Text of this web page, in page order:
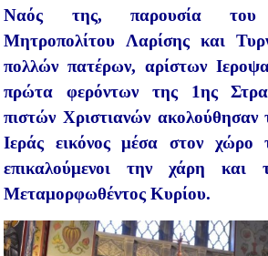
Ναός της, παρουσία του
Μητροπολίτου Λαρίσης και
πολλών πατέρων, αρίστων
πρώτα φερόντων της 1ης
πιστών Χριστιανών ακολούθησαν
Ιεράς εικόνος μέσα στον χώρο
επικαλούμενοι την χάρη και
Μεταμορφωθέντος Κυρίου.